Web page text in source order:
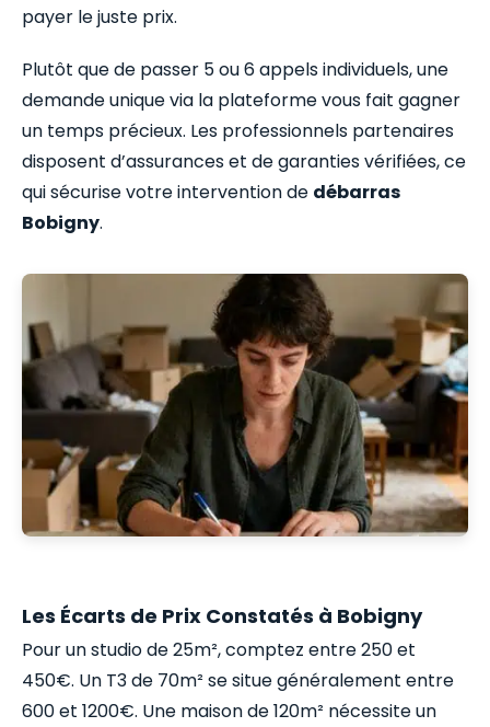
payer le juste prix.
Plutôt que de passer 5 ou 6 appels individuels, une
demande unique via la plateforme vous fait gagner
un temps précieux. Les professionnels partenaires
disposent d’assurances et de garanties vérifiées, ce
qui sécurise votre intervention de débarras
Bobigny.
Les Écarts de Prix Constatés à Bobigny
Pour un studio de 25m², comptez entre 250 et
450€. Un T3 de 70m² se situe généralement entre
600 et 1200€. Une maison de 120m² nécessite un